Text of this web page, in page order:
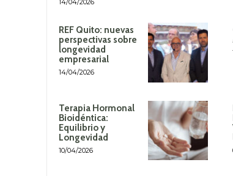
14/04/2026
REF Quito: nuevas
perspectivas sobre
longevidad
empresarial
14/04/2026
Terapia Hormonal
Bioidéntica:
Equilibrio y
Longevidad
10/04/2026